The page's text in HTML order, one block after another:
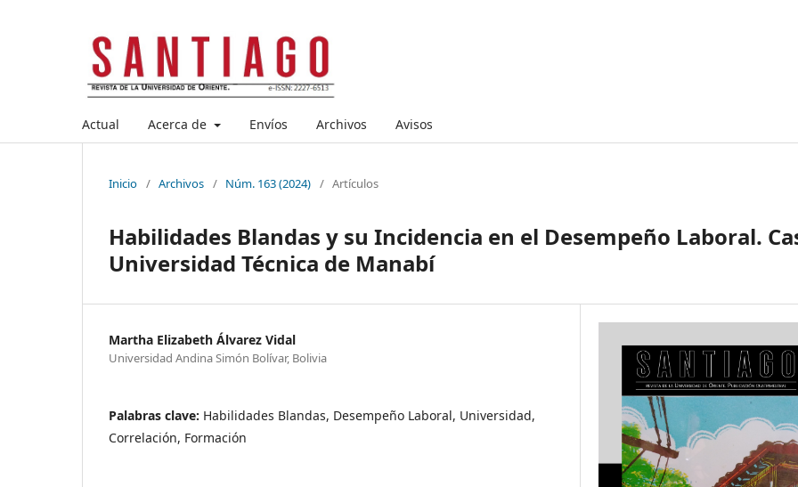
Actual Acerca de Envíos Archivos Avisos
Inicio / Archivos / Núm. 163 (2024) / Artículos
Habilidades Blandas y su Incidencia en el Desempeño Laboral.
Universidad Técnica de Manabí
Martha Elizabeth Álvarez Vidal
Universidad Andina Simón Bolívar, Bolivia
Palabras clave: Habilidades Blandas, Desempeño Laboral, Universidad,
Correlación, Formación